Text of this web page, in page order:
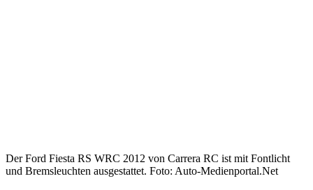
Der Ford Fiesta RS WRC 2012 von Carrera RC ist mit Fontlicht
und Bremsleuchten ausgestattet. Foto: Auto-Medienportal.Net